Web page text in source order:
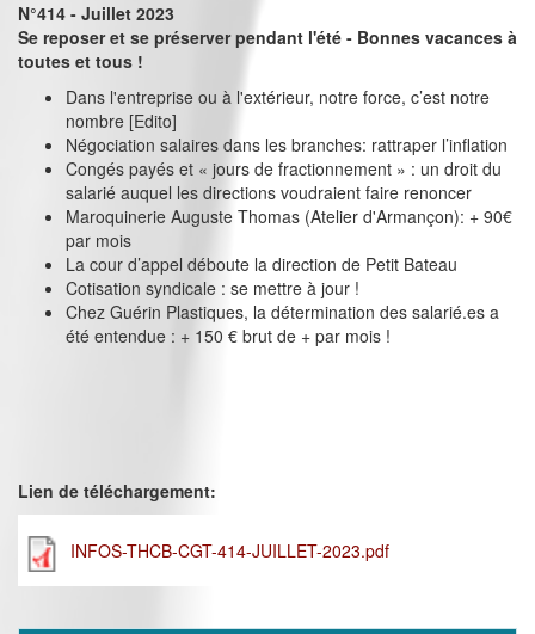
N°414 - Juillet 2023
Se reposer et se préserver pendant l'été - Bonnes vacances à
toutes et tous !
Dans l'entreprise ou à l'extérieur, notre force, c’est notre
nombre [Edito]
Négociation salaires dans les branches: rattraper l’inflation
Congés payés et « jours de fractionnement » : un droit du
salarié auquel les directions voudraient faire renoncer
Maroquinerie Auguste Thomas (Atelier d'Armançon): + 90€
par mois
La cour d’appel déboute la direction de Petit Bateau
Cotisation syndicale : se mettre à jour !
Chez Guérin Plastiques, la détermination des salarié.es a
été entendue : + 150 € brut de + par mois !
Lien de téléchargement:
INFOS-THCB-CGT-414-JUILLET-2023.pdf